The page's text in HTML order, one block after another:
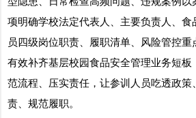
项明确学校法定代表人、主要负责人、食
员四级岗位职责、履职清单、风险管控重
有效补齐基层校园食品安全管理业务短
范流程、压实责任，让参训人员吃透政策
责、规范履职。